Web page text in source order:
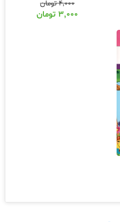
۴,۰۰۰تومان
۳,۰۰۰ تومان